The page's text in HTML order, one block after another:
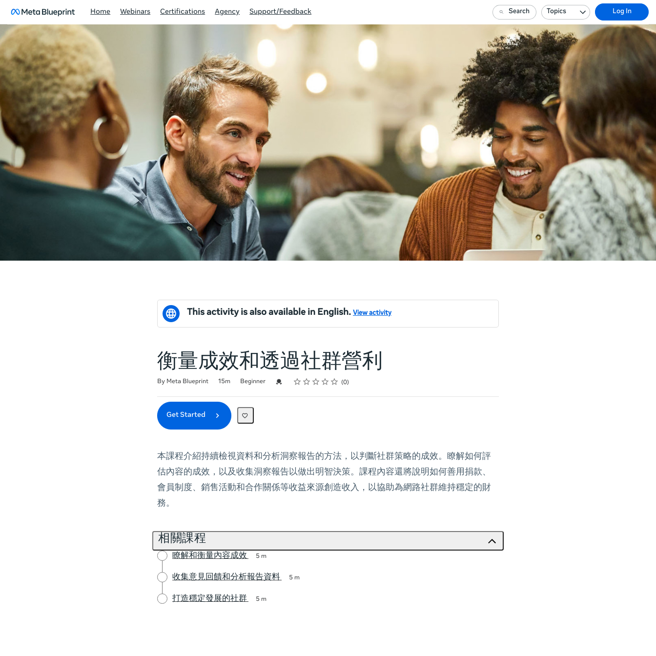
Home Webinars Certifications Agency Support/Feedback Search Topics Log In
This activity is also available in English. View activity
衡量成效和透過社群營利
By Meta Blueprint 15m Beginner Credential For Completion
Rating
1 star
2 stars
3 stars
4 stars
5 stars 0
Get Started
本課程介紹持續檢視資料和分析洞察報告的方法，以判斷社群策略的成效。瞭解如何評
估內容的成效，以及收集洞察報告以做出明智決策。課程內容還將說明如何善用捐款、
會員制度、銷售活動和合作關係等收益來源創造收入，以協助為網路社群維持穩定的財
務。
相關課程
瞭解和衡量內容成效 5 m
收集意見回饋和分析報告資料 5 m
打造穩定發展的社群 5 m